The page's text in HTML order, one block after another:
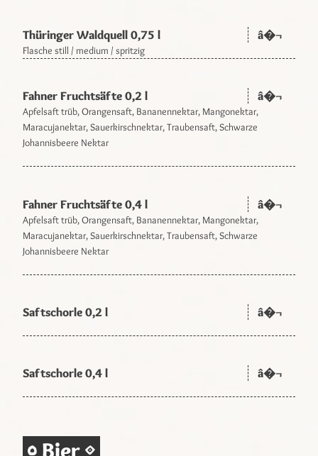
Thüringer Waldquell 0,75 l â�¬
Flasche still / medium / spritzig
Fahner Fruchtsäfte 0,2 l â�¬
Apfelsaft trüb, Orangensaft, Bananennektar, Mangonektar,
Maracujanektar, Sauerkirschnektar, Traubensaft, Schwarze
Johannisbeere Nektar
Fahner Fruchtsäfte 0,4 l â�¬
Apfelsaft trüb, Orangensaft, Bananennektar, Mangonektar,
Maracujanektar, Sauerkirschnektar, Traubensaft, Schwarze
Johannisbeere Nektar
Saftschorle 0,2 l â�¬
Saftschorle 0,4 l â�¬
Bier